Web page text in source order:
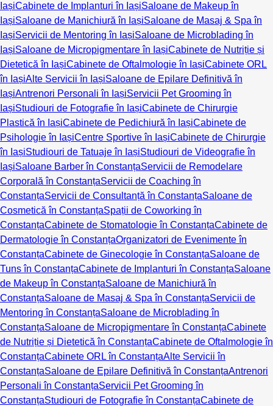
IașiCabinete de Implanturi în IașiSaloane de Makeup în
IașiSaloane de Manichiură în IașiSaloane de Masaj & Spa în
IașiServicii de Mentoring în IașiSaloane de Microblading în
IașiSaloane de Micropigmentare în IașiCabinete de Nutriție și
Dietetică în IașiCabinete de Oftalmologie în IașiCabinete ORL
în IașiAlte Servicii în IașiSaloane de Epilare Definitivă în
IașiAntrenori Personali în IașiServicii Pet Grooming în
IașiStudiouri de Fotografie în IașiCabinete de Chirurgie
Plastică în IașiCabinete de Pedichiură în IașiCabinete de
Psihologie în IașiCentre Sportive în IașiCabinete de Chirurgie
în IașiStudiouri de Tatuaje în IașiStudiouri de Videografie în
IașiSaloane Barber în ConstanțaServicii de Remodelare
Corporală în ConstanțaServicii de Coaching în
ConstanțaServicii de Consultanță în ConstanțaSaloane de
Cosmetică în ConstanțaSpații de Coworking în
ConstanțaCabinete de Stomatologie în ConstanțaCabinete de
Dermatologie în ConstanțaOrganizatori de Evenimente în
ConstanțaCabinete de Ginecologie în ConstanțaSaloane de
Tuns în ConstanțaCabinete de Implanturi în ConstanțaSaloane
de Makeup în ConstanțaSaloane de Manichiură în
ConstanțaSaloane de Masaj & Spa în ConstanțaServicii de
Mentoring în ConstanțaSaloane de Microblading în
ConstanțaSaloane de Micropigmentare în ConstanțaCabinete
de Nutriție și Dietetică în ConstanțaCabinete de Oftalmologie în
ConstanțaCabinete ORL în ConstanțaAlte Servicii în
ConstanțaSaloane de Epilare Definitivă în ConstanțaAntrenori
Personali în ConstanțaServicii Pet Grooming în
ConstanțaStudiouri de Fotografie în ConstanțaCabinete de